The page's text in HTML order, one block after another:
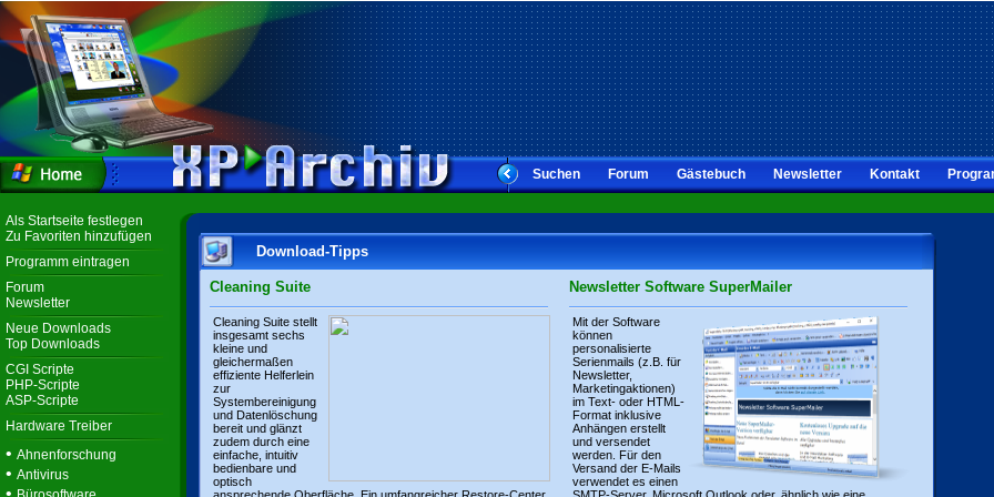
Suchen Forum Gästebuch Newsletter Kontakt
Als Startseite festlegen
Zu Favoriten hinzufügen
Programm eintragen
Forum
Newsletter
Neue Downloads
Top Downloads
CGI Scripte
PHP-Scripte
ASP-Scripte
Hardware Treiber
• Ahnenforschung
• Antivirus
•
Download-Tipps
Cleaning Suite
Cleaning Suite stellt
insgesamt sechs
kleine und
gleichermaßen
effiziente Helferlein
zur
Systembereinigung
und Datenlöschung
bereit und glänzt
zudem durch eine
einfache, intuitiv
bedienbare und
optisch
Newsletter Software SuperMailer
Mit der Software
können
personalisierte
Serienmails (z.B. für
Newsletter,
Marketingaktionen)
im Text- oder HTML-
Format inklusive
Anhängen erstellt
und versendet
werden. Für den
Versand der E-Mails
verwendet es einen